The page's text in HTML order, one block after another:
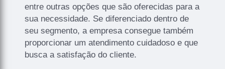
entre outras opções que são oferecidas para a
sua necessidade. Se diferenciado dentro de
seu segmento, a empresa consegue também
proporcionar um atendimento cuidadoso e que
busca a satisfação do cliente.